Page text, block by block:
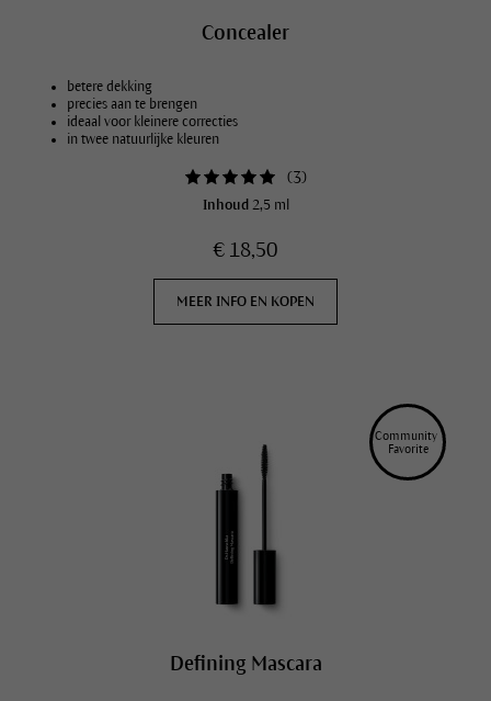
Concealer
betere dekking
precies aan te brengen
ideaal voor kleinere correcties
in twee natuurlijke kleuren
(3)
Inhoud 2,5 ml
€ 18,50
MEER INFO EN KOPEN
Community
Favorite
Defining Mascara